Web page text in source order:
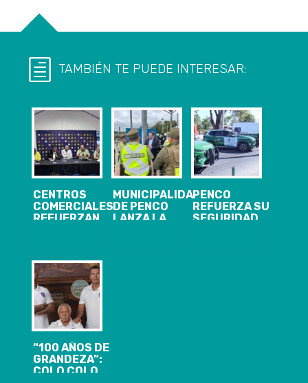
TAMBIÉN TE PUEDE INTERESAR:
CENTROS
COMERCIALES
REFUERZAN
PARA UNA
NAVIDAD MÁS
SEGURA EN LA
REGIÓN DEL
BIOBÍO
MUNICIPALIDAD
DE PENCO
LANZA LA
PENCO
REFUERZA SU
SEGURIDAD
“100 AÑOS DE
GRANDEZA”:
COLO COLO